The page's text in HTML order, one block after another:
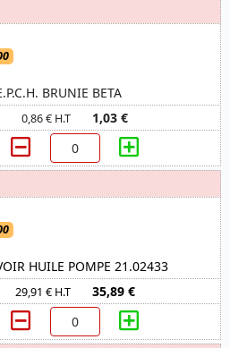
BRUNIE BETA
0,86 € H.T 1,03 €
HUILE POMPE 21.02433
29,91 € H.T 35,89 €